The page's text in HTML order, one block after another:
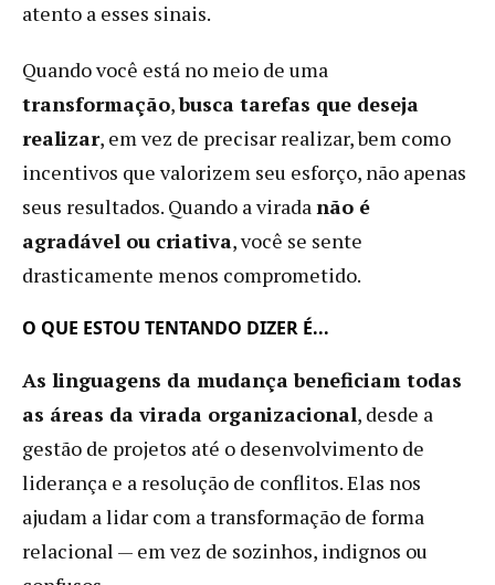
atento a esses sinais.
Quando você está no meio de uma
transformação,busca tarefas que deseja
realizar, em vez de precisar realizar, bem como
incentivos que valorizem seu esforço, não apenas
seus resultados. Quando a viradanão é
agradável ou criativa, você se sente
drasticamente menos comprometido.
O QUE ESTOU TENTANDO DIZER É...
As linguagens da mudança beneficiam todas
as áreas da virada organizacional, desde a
gestão de projetos até o desenvolvimento de
liderança e a resolução de conflitos. Elas nos
ajudam a lidar com a transformação de forma
relacional — em vez de sozinhos, indignos ou